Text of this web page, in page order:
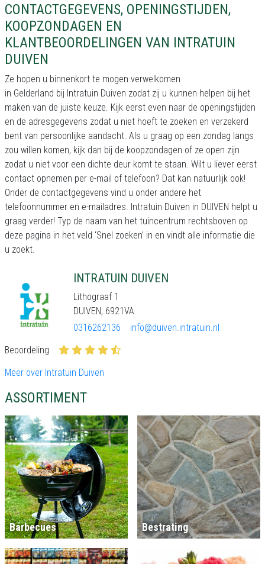
CONTACTGEGEVENS, OPENINGSTIJDEN,
KOOPZONDAGEN EN
KLANTBEOORDELINGEN VAN INTRATUIN
DUIVEN
Ze hopen u binnenkort te mogen verwelkomen
in Gelderland bij Intratuin Duiven zodat zij u kunnen helpen bij het
maken van de juiste keuze. Kijk eerst even naar de openingstijden
en de adresgegevens zodat u niet hoeft te zoeken en verzekerd
bent van persoonlijke aandacht. Als u graag op een zondag langs
zou willen komen, kijk dan bij de koopzondagen of ze open zijn
zodat u niet voor een dichte deur komt te staan. Wilt u liever eerst
contact opnemen per e-mail of telefoon? Dat kan natuurlijk ook!
Onder de contactgegevens vind u onder andere het
telefoonnummer en e-mailadres. Intratuin Duiven in DUIVEN helpt u
graag verder! Typ de naam van het tuincentrum rechtsboven op
deze pagina in het veld ‘Snel zoeken’ in en vindt alle informatie die
u zoekt.
INTRATUIN DUIVEN
Lithograaf 1
DUIVEN, 6921VA
0316262136
info@duiven.intratuin.nl
Beoordeling
Meer over Intratuin Duiven
ASSORTIMENT
Barbecues Bestrating